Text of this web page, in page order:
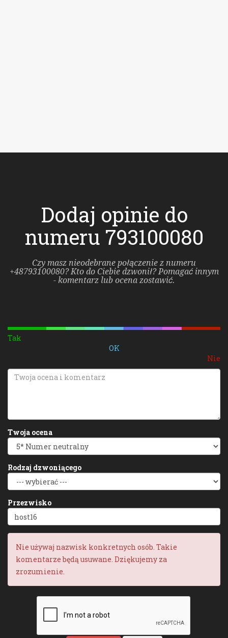
Dodaj opinie do
numeru 793100080
Czy masz nieodebrane połączenie z numeru
+48793100080? Kto do Ciebie dzwonił? Pomagać innym
- komentarz lub ocena zostawić.
Tak
OK
Nie
Twoja ocena
Rodzaj dzwoniącego
Przezwisko
Nie używaj nazwisk konkretnych osób. Takie
komentarze będą usuwane. Dziękujemy za
zrozumienie.